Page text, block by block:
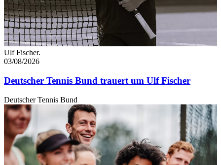
Ulf Fischer.
03/08/2026
Deutscher Tennis Bund trauert um Ulf Fischer
Deutscher Tennis Bund